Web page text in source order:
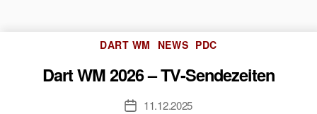
Kategorien
DART WM NEWS PDC
Dart WM 2026 – TV-Sendezeiten
Veröffentlichungsdatum
11.12.2025